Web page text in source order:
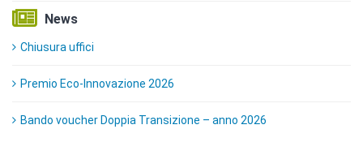
News
Chiusura uffici
Premio Eco-Innovazione 2026
Bando voucher Doppia Transizione – anno 2026